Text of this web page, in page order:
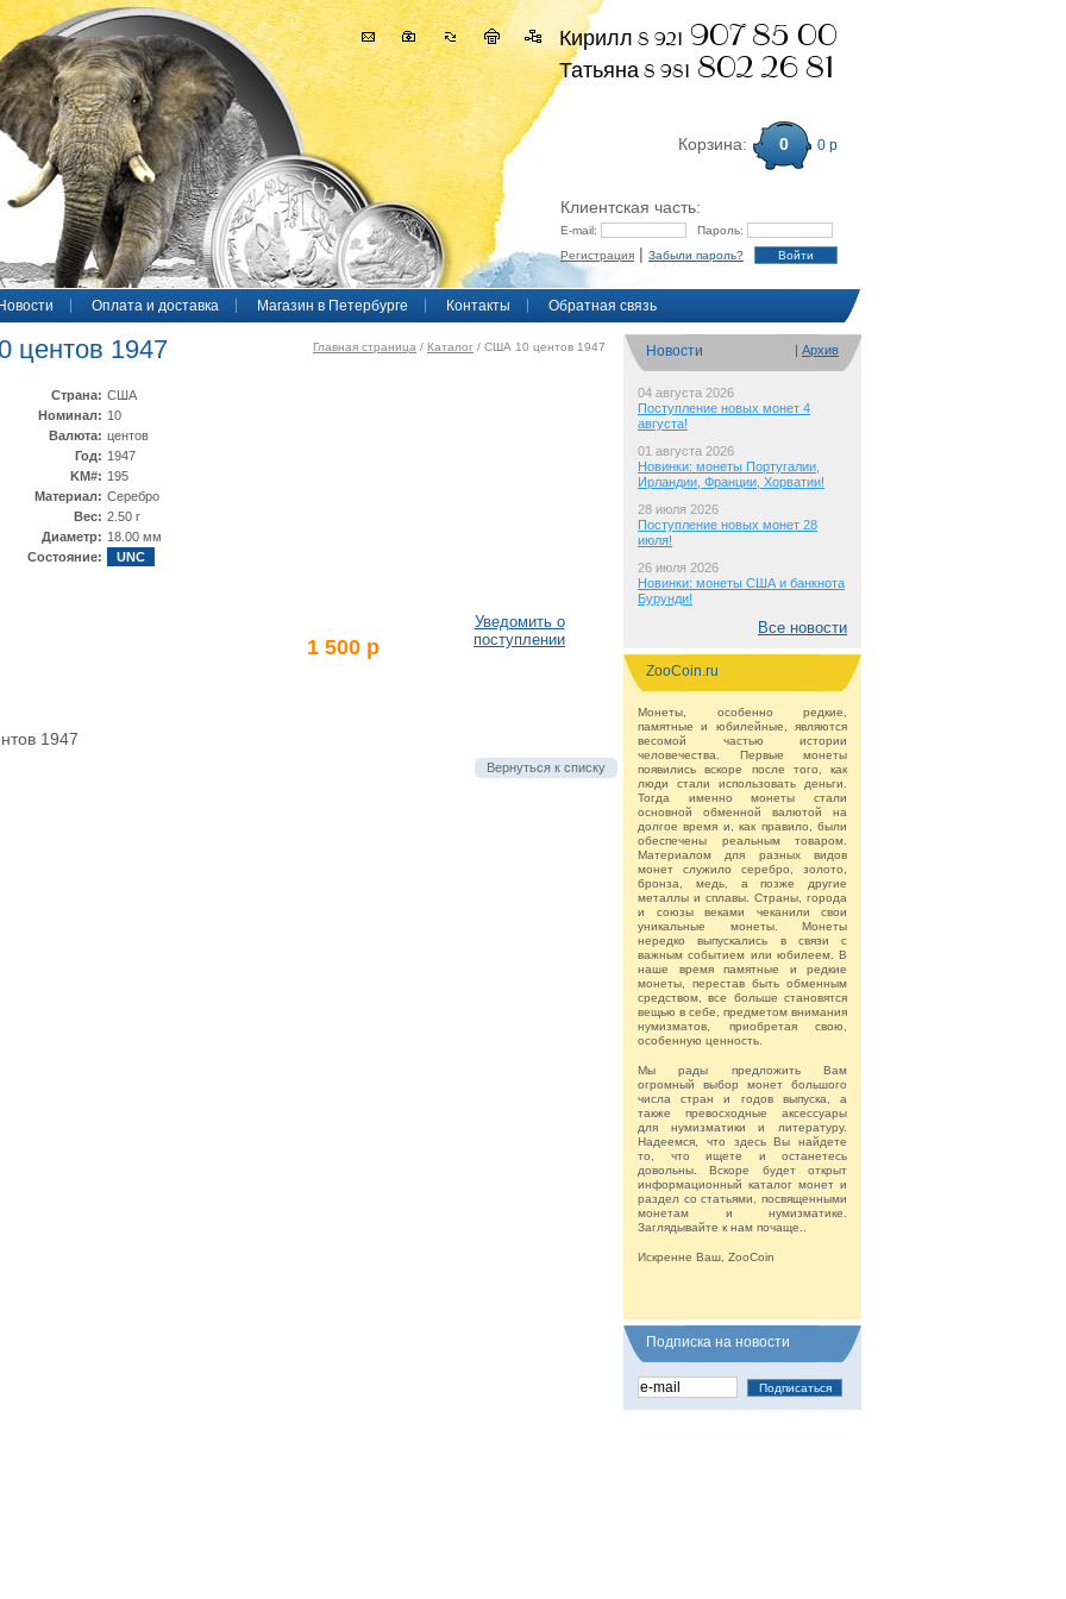
Кирилл 8 921 907 85 00
Татьяна 8 981 802 26 81
Корзина: 0 0 р
Клиентская часть:
E-mail:
Пароль:
Регистрация | Забыли пароль?
Новости Оплата и доставка Магазин в Петербурге Контакты Обратная связь
Новости | Архив
04 августа 2026
Поступление новых монет 4
августа!
01 августа 2026
Новинки: монеты Португалии,
Ирландии, Франции, Хорватии!
28 июля 2026
Поступление новых монет 28
июля!
26 июля 2026
Новинки: монеты США и банкнота
Бурунди!
Все новости
ZooCoin.ru
Монеты, особенно редкие,
памятные и юбилейные, являются
весомой частью истории
человечества. Первые монеты
появились вскоре после того, как
люди стали использовать деньги.
Тогда именно монеты стали
основной обменной валютой на
долгое время и, как правило, были
обеспечены реальным товаром.
Материалом для разных видов
монет служило серебро, золото,
бронза, медь, а позже другие
металлы и сплавы. Страны, города
и союзы веками чеканили свои
уникальные монеты. Монеты
нередко выпускались в связи с
важным событием или юбилеем. В
наше время памятные и редкие
монеты, перестав быть обменным
средством, все больше становятся
вещью в себе, предметом внимания
нумизматов, приобретая свою,
особенную ценность.
Мы рады предложить Вам
огромный выбор монет большого
числа стран и годов выпуска, а
также превосходные аксессуары
для нумизматики и литературу.
Надеемся, что здесь Вы найдете
то, что ищете и останетесь
довольны. Вскоре будет открыт
информационный каталог монет и
раздел со статьями, посвященными
монетам и нумизматике.
Заглядывайте к нам почаще..
Искренне Ваш, ZooCoin
Подписка на новости
Главная страница / Каталог / США 10 центов 1947
центов 1947
Страна: США
Номинал: 10
Валюта: центов
Год: 1947
KM#: 195
Материал: Серебро
Вес: 2.50 г
Диаметр: 18.00 мм
Состояние:
UNC
1 500 р
Уведомить о
поступлении
1947
Вернуться к списку